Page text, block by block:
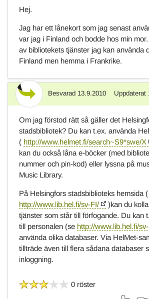
Hej.
Jag har ett lånekort som jag senast
var jag i Finland och bodde hos min
av bibliotekets tjänster jag kan använda
Finland men hemma i Frankrike.
Svar Besvarad 13.9.2010 Uppdaterat
Om jag förstod rätt så gäller det
stadsbibliotek? Du kan t.ex. använda
( http://www.helmet.fi/search~S9*swe/X
kan du också låna e-böcker (med
nummer och pin-kod) eller lyssna på
Music Library.
På Helsingfors stadsbiblioteks hemsida (
http://www.lib.hel.fi/sv-FI/
)kan du
tjänster som står till förfogande. Du kan
till personalen (se http://www.lib.hel.fi/
använda olika databaser. Via HelMet-
tillträde även till flera sådana databaser
inloggning.
0 röster